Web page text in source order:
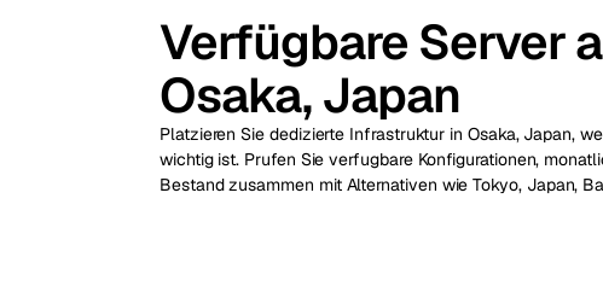
Verfügbare Server
Osaka, Japan
Platzieren Sie dedizierte Infrastruktur in Osaka, Japan,
wichtig ist. Prufen Sie verfugbare Konfigurationen,
Bestand zusammen mit Alternativen wie Tokyo, Japan,